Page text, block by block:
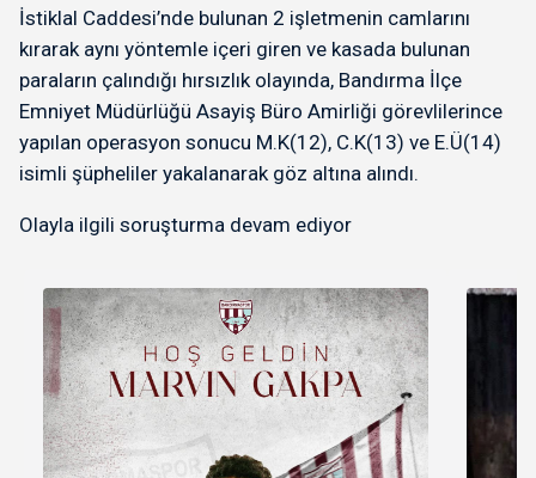
İstiklal Caddesi’nde bulunan 2 işletmenin camlarını
kırarak aynı yöntemle içeri giren ve kasada bulunan
paraların çalındığı hırsızlık olayında, Bandırma İlçe
Emniyet Müdürlüğü Asayiş Büro Amirliği görevlilerince
yapılan operasyon sonucu M.K(12), C.K(13) ve E.Ü(14)
isimli şüpheliler yakalanarak göz altına alındı.
Olayla ilgili soruşturma devam ediyor